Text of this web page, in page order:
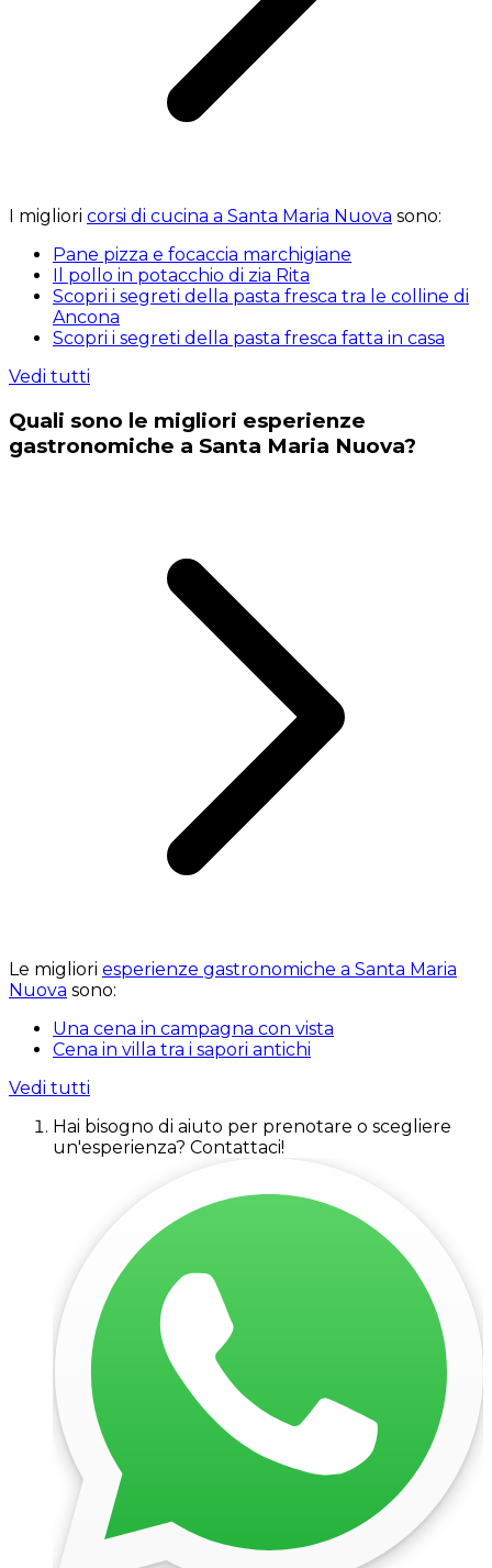
I migliori corsi di cucina a Santa Maria Nuova sono:
Pane pizza e focaccia marchigiane
Il pollo in potacchio di zia Rita
Scopri i segreti della pasta fresca tra le colline di
Ancona
Scopri i segreti della pasta fresca fatta in casa
Vedi tutti
Quali sono le migliori esperienze
gastronomiche a Santa Maria Nuova?
Le migliori esperienze gastronomiche a Santa Maria
Nuova sono:
Una cena in campagna con vista
Cena in villa tra i sapori antichi
Vedi tutti
Hai bisogno di aiuto per prenotare o scegliere
un'esperienza? Contattaci!